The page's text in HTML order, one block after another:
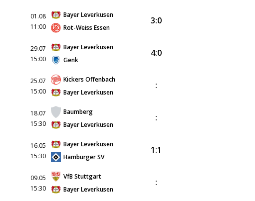
01.08
11:00
Bayer Leverkusen
Rot-Weiss Essen
3:0
29.07
15:00
Bayer Leverkusen
Genk
4:0
25.07
15:00
Kickers Offenbach
Bayer Leverkusen
:
18.07
15:30
Baumberg
Bayer Leverkusen
:
16.05
15:30
Bayer Leverkusen
Hamburger SV
1:1
09.05
15:30
VfB Stuttgart
Bayer Leverkusen
: